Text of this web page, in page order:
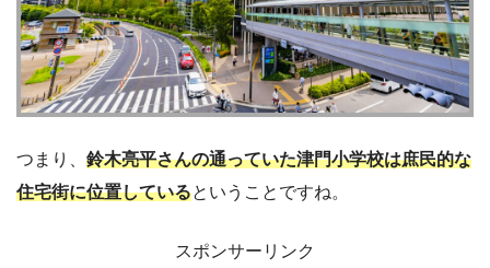
つまり、 鈴木亮平さんの通っていた津門小学校は庶民的な
住宅街に位置しているということですね。
スポンサーリンク